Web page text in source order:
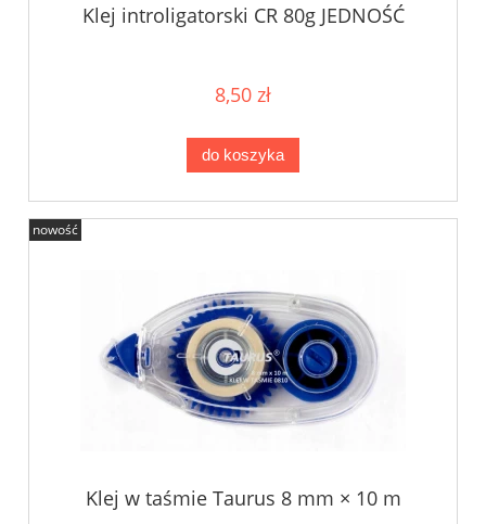
Klej introligatorski CR 80g JEDNOŚĆ
8,50 zł
do koszyka
Klej w taśmie Taurus 8 mm × 10 m
nowość